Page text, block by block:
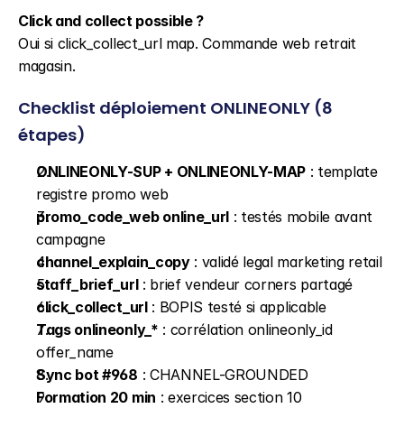
Click and collect possible ?
Oui si click_collect_url map. Commande web retrait
magasin.
Checklist déploiement ONLINEONLY (8
étapes)
ONLINEONLY-SUP + ONLINEONLY-MAP : template
registre promo web
promo_code_web online_url : testés mobile avant
campagne
channel_explain_copy : validé legal marketing retail
staff_brief_url : brief vendeur corners partagé
click_collect_url : BOPIS testé si applicable
Tags onlineonly_* : corrélation onlineonly_id
offer_name
Sync bot #968 : CHANNEL-GROUNDED
Formation 20 min : exercices section 10